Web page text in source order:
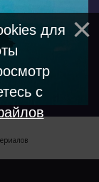
для
с